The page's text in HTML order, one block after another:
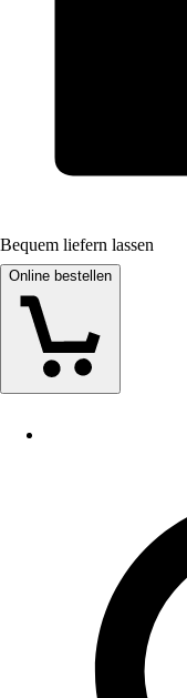
Bequem liefern lassen
Online bestellen